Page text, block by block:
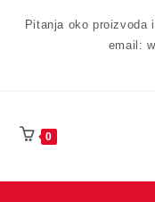
Pitanja oko proizvoda
email:
0